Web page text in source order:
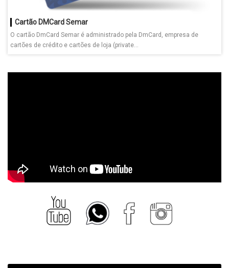
Cartão DMCard Semar
O cartão DmCard Semar é administrado pela DmCard, empresa de
cartões de crédito e cartões de loja (private...